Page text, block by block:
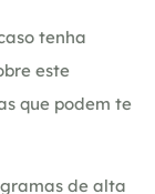
tenha
este
que podem te
de alta